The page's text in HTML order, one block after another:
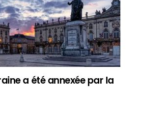
a été annexée par la